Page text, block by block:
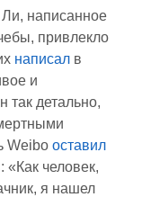
написанное
привлекло
написал в
и
так детально,
Weibo оставил
«Как человек,
я нашел